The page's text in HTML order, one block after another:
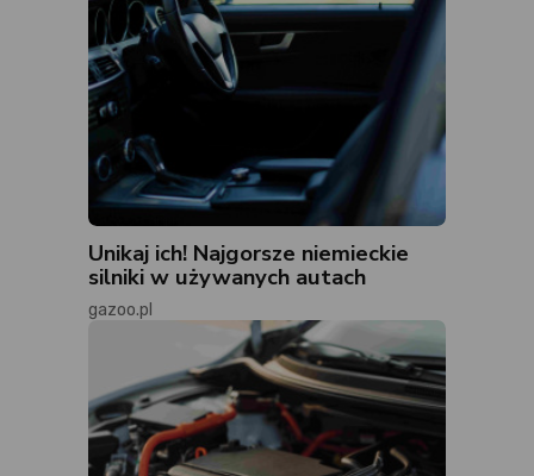
Unikaj ich! Najgorsze niemieckie
silniki w używanych autach
gazoo.pl